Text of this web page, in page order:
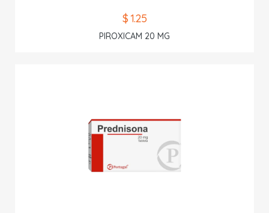
$ 1.25
PIROXICAM 20 MG